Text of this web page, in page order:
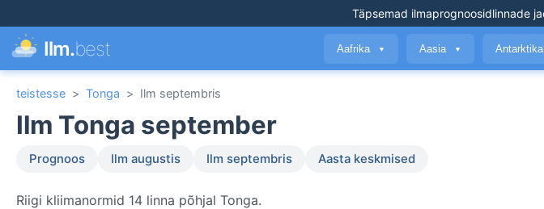
Täpsemad ilmaprognoosidlinnade
Ilm.best Aafrika ▼ Aasia ▼ Antarktika
teistesse > Tonga > Ilm septembris
Ilm Tonga september
Prognoos Ilm augustis Ilm septembris Aasta keskmised
Riigi kliimanormid 14 linna põhjal Tonga.